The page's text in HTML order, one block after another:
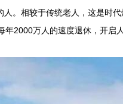
。相较于传统老人，这是时
2000万人的速度退休，开启